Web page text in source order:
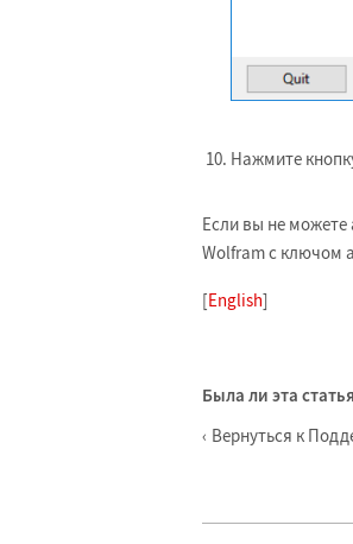
Нажмите
Если вы не можете
Wolfram с ключом
[English]
Была ли эта
Вернуться к